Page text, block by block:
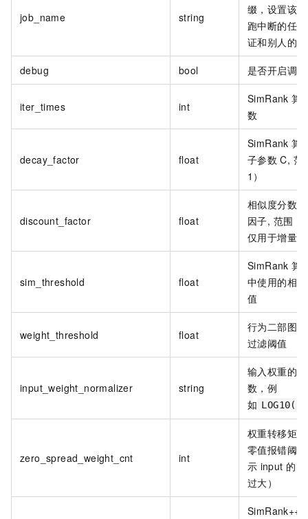
job_name string
缀，设置该
跑中断的任
证和别人的
debug bool 是否开启调
iter_times int
SimRank 算
数
decay_factor float
SimRank 算
子参数 C, 范
1）
discount_factor float
相似度分数
因子, 范围：
仅用于增量
sim_threshold float
SimRank 算
中使用的相
值
weight_threshold float
行为二部图
过滤阈值
input_weight_normalizer string
输入权重的
数，例
如
zero_spread_weight_cnt int
权重转移矩阵
零值报错阈
示 input 的
过大）
SimRank++